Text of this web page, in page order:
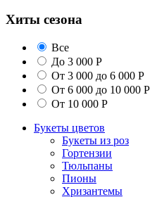
Хиты сезона
Все
До 3 000 Р
От 3 000 до 6 000 Р
От 6 000 до 10 000 Р
От 10 000 Р
Букеты цветов
Букеты из роз
Гортензии
Тюльпаны
Пионы
Хризантемы